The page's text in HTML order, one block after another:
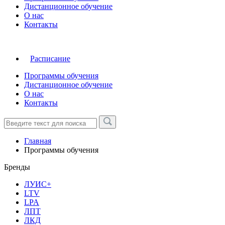
Дистанционное обучение
О нас
Контакты
Расписание
Программы обучения
Дистанционное обучение
О нас
Контакты
Главная
Программы обучения
Бренды
ЛУИС+
LTV
LPA
ЛПТ
ЛКД